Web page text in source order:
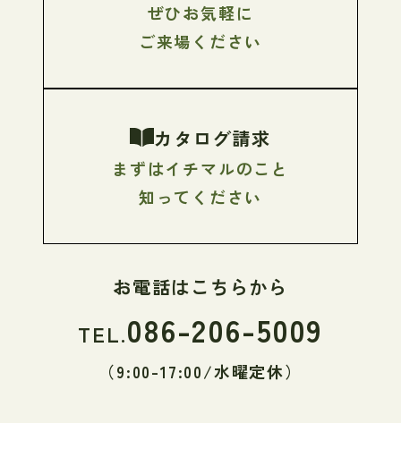
ぜひお気軽に
ご来場ください
カタログ請求
まずはイチマルのこと
知ってください
お電話はこちらから
TEL.086-206-5009
（9:00-17:00/水曜定休）